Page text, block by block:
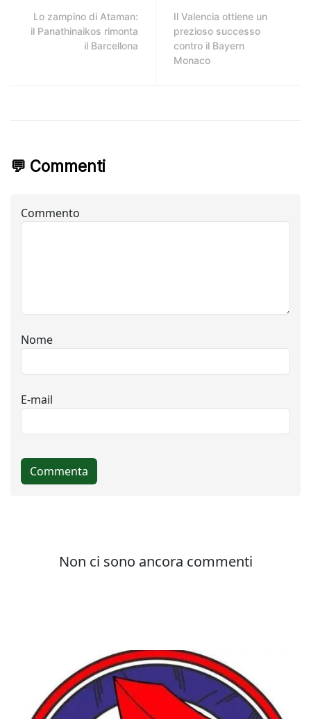
Lo zampino di Ataman:
il Panathinaikos rimonta
il Barcellona
Il Valencia ottiene un
prezioso successo
contro il Bayern
Monaco
💬 Commenti